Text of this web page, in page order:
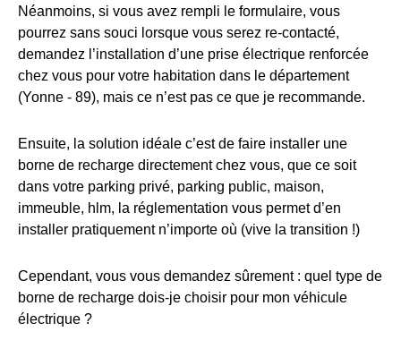
Néanmoins, si vous avez rempli le formulaire, vous
pourrez sans souci lorsque vous serez re-contacté,
demandez l’installation d’une prise électrique renforcée
chez vous pour votre habitation dans le département
(Yonne - 89), mais ce n’est pas ce que je recommande.
Ensuite, la solution idéale c’est de faire installer une
borne de recharge directement chez vous, que ce soit
dans votre parking privé, parking public, maison,
immeuble, hlm, la réglementation vous permet d’en
installer pratiquement n’importe où (vive la transition !)
Cependant, vous vous demandez sûrement : quel type de
borne de recharge dois-je choisir pour mon véhicule
électrique ?